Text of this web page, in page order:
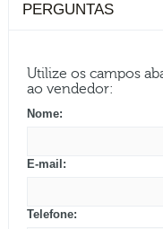
PERGUNTAS
Utilize os campos
ao vendedor:
Nome:
E-mail:
Telefone: